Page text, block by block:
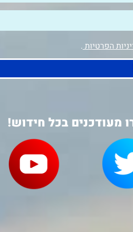
הפרטיות .
מעודכנים בכל חידוש!